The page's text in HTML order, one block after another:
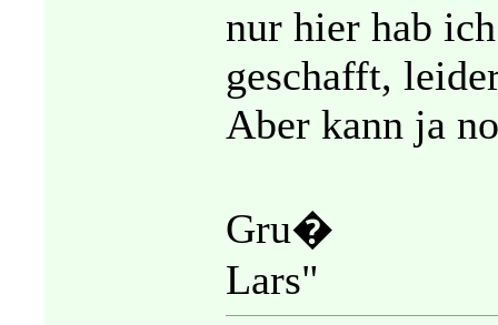
nur hier hab
geschafft,
Aber kann ja
Gru�
Lars"